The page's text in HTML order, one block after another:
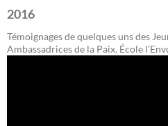
2016
Témoignages de quelques uns des
Ambassadrices de la Paix. École